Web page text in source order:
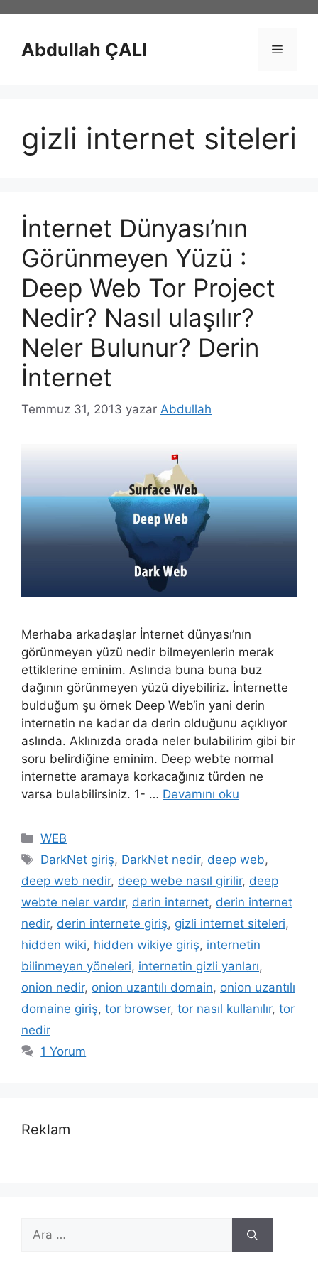
Abdullah ÇALI Menü
gizli internet siteleri
İnternet Dünyası’nın
Görünmeyen Yüzü :
Deep Web Tor Project
Nedir? Nasıl ulaşılır?
Neler Bulunur? Derin
İnternet
Temmuz 31, 2013 yazar Abdullah
Merhaba arkadaşlar İnternet dünyası’nın
görünmeyen yüzü nedir bilmeyenlerin merak
ettiklerine eminim. Aslında buna buna buz
dağının görünmeyen yüzü diyebiliriz. İnternette
bulduğum şu örnek Deep Web‘in yani derin
internetin ne kadar da derin olduğunu açıklıyor
aslında. Aklınızda orada neler bulabilirim gibi bir
soru belirdiğine eminim. Deep webte normal
internette aramaya korkacağınız türden ne
varsa bulabilirsiniz. 1- … Devamını oku
Kategoriler
WEB
Etiketler
DarkNet giriş, DarkNet nedir, deep web,
deep web nedir, deep webe nasıl girilir, deep
webte neler vardır, derin internet, derin internet
nedir, derin internete giriş, gizli internet siteleri,
hidden wiki, hidden wikiye giriş, internetin
bilinmeyen yöneleri, internetin gizli yanları,
onion nedir, onion uzantılı domain, onion uzantılı
domaine giriş, tor browser, tor nasıl kullanılır, tor
nedir
1 Yorum
Reklam
için